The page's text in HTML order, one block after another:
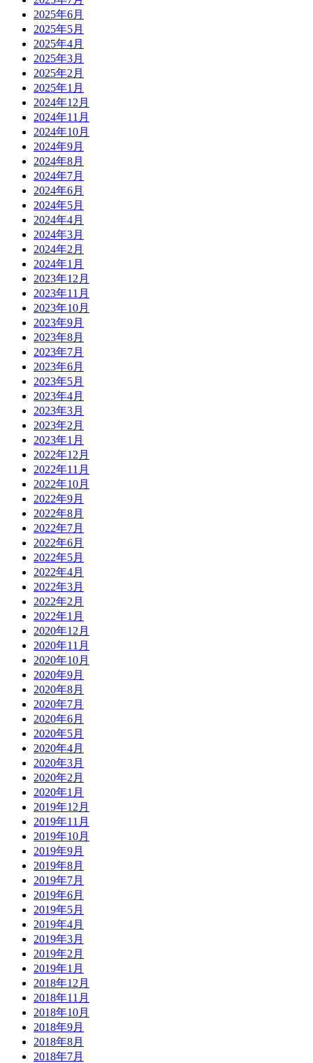
2025年6月
2025年5月
2025年4月
2025年3月
2025年2月
2025年1月
2024年12月
2024年11月
2024年10月
2024年9月
2024年8月
2024年7月
2024年6月
2024年5月
2024年4月
2024年3月
2024年2月
2024年1月
2023年12月
2023年11月
2023年10月
2023年9月
2023年8月
2023年7月
2023年6月
2023年5月
2023年4月
2023年3月
2023年2月
2023年1月
2022年12月
2022年11月
2022年10月
2022年9月
2022年8月
2022年7月
2022年6月
2022年5月
2022年4月
2022年3月
2022年2月
2022年1月
2020年12月
2020年11月
2020年10月
2020年9月
2020年8月
2020年7月
2020年6月
2020年5月
2020年4月
2020年3月
2020年2月
2020年1月
2019年12月
2019年11月
2019年10月
2019年9月
2019年8月
2019年7月
2019年6月
2019年5月
2019年4月
2019年3月
2019年2月
2019年1月
2018年12月
2018年11月
2018年10月
2018年9月
2018年8月
2018年7月